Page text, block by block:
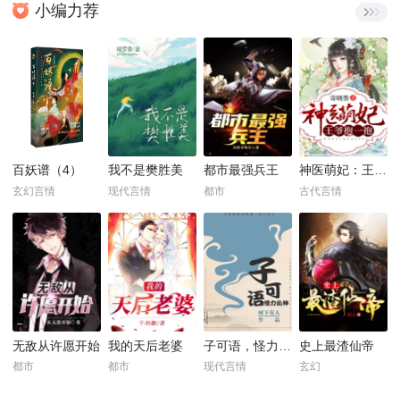
小编力荐
百妖谱（4）
玄幻言情
我不是樊胜美
现代言情
都市最强兵王
都市
神医萌妃：王爷，抱一抱！
古代言情
无敌从许愿开始
都市
我的天后老婆
都市 现代言情
史上最渣仙帝
玄幻